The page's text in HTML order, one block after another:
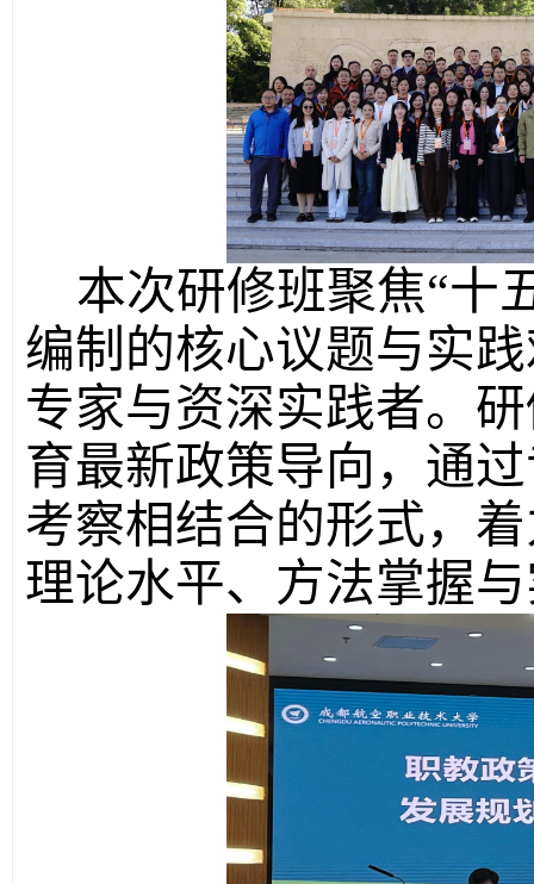
本次研修班聚焦“十
编制的核心议题与实
专家与资深实践者。
育最新政策导向，通
考察相结合的形式，
理论水平、方法掌握